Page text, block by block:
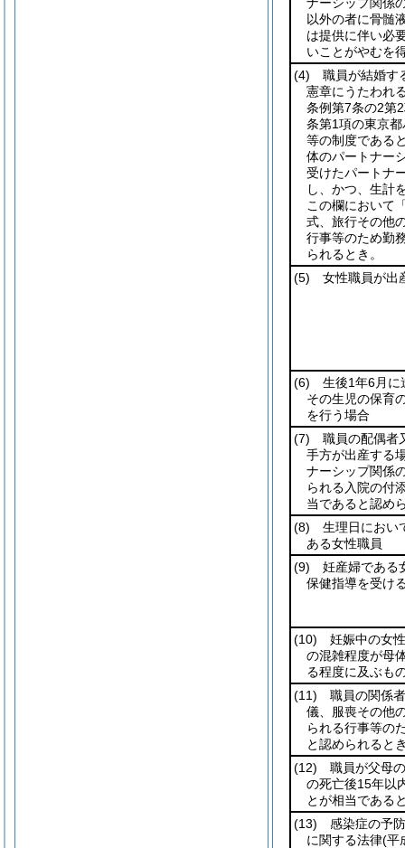
以外の者に骨髄
は提供に伴い必
いことがやむを
(4) 職員が結婚す
憲章にうたわれ
条例第7条の2第
条第1項の東京
等の制度である
体のパートナー
受けたパートナ
し、かつ、生計
この欄において
式、旅行その他
行事等のため勤
られるとき。
(5) 女性職員が出
(6) 生後1年6月に
その生児の保育
を行う場合
(7) 職員の配偶者
手方が出産する
ナーシップ関係
られる入院の付
当であると認め
(8) 生理日におい
ある女性職員
(9) 妊産婦である
保健指導を受け
(10) 妊娠中の女
の混雑程度が母
る程度に及ぶも
(11) 職員の関係
儀、服喪その他
られる行事等の
と認められると
(12) 職員が父母
の死亡後15年以
とが相当である
(13) 感染症の予
に関する法律(平